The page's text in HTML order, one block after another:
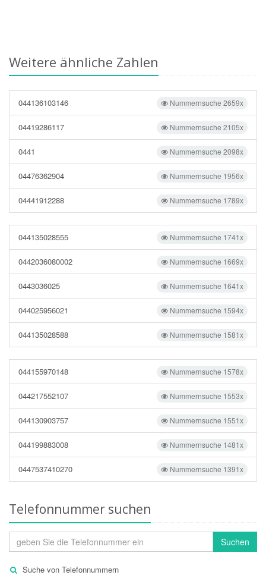
Weitere ähnliche Zahlen
Nummernsuche 2659x
044136103146
Nummernsuche 2105x
04419286117
Nummernsuche 2098x
0441
Nummernsuche 1956x
04476362904
Nummernsuche 1789x
04441912288
Nummernsuche 1741x
044135028555
Nummernsuche 1669x
0442036080002
Nummernsuche 1641x
0443036025
Nummernsuche 1594x
044025956021
Nummernsuche 1581x
044135028588
Nummernsuche 1578x
044155970148
Nummernsuche 1553x
044217552107
Nummernsuche 1551x
044130903757
Nummernsuche 1481x
044199883008
Nummernsuche 1391x
0447537410270
Telefonnummer suchen
Suchen
Suche von Telefonnummern